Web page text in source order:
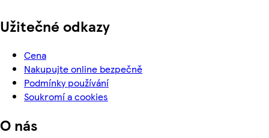
Užitečné odkazy
Cena
Nakupujte online bezpečně
Podmínky používání
Soukromí a cookies
O nás